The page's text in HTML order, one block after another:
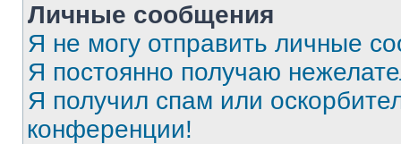
Личные сообщения
Я не могу отправить личные
Я постоянно получаю
Я получил спам или
конференции!